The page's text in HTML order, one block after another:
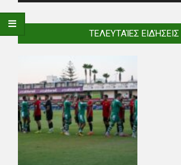
ΤΕΛΕΥΤΑΊΕΣ ΕΙΔΉΣΕΙΣ